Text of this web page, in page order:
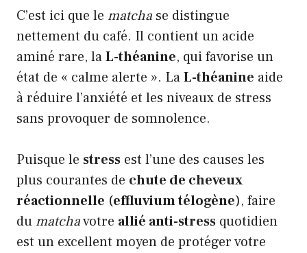
C’est ici que le matcha se distingue
nettement du café. Il contient un acide
aminé rare, laL-théanine, qui favorise un
état de « calme alerte ». LaL-théanine aide
à réduire l’anxiété et les niveaux de stress
sans provoquer de somnolence.
Puisque le stress est l’une des causes les
plus courantes de chute de cheveux
réactionnelle (effluvium télogène), faire
dumatchavotre allié anti-stress quotidien
est un excellent moyen de protéger votre